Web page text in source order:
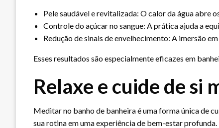
Pele saudável e revitalizada: O calor da água abre
Controle do açúcar no sangue: A prática ajuda a
Redução de sinais de envelhecimento: A imersão
Esses resultados são especialmente eficazes em
Relaxe e cuide de si
Meditar no banho de banheira é uma forma única de
sua rotina em uma experiência de bem-estar profunda.